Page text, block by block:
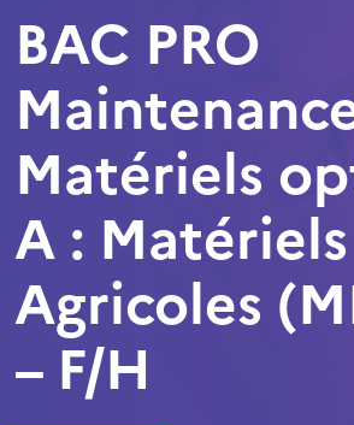
BAC PRO
Matériels
A : Matériels
Agricoles
– F/H